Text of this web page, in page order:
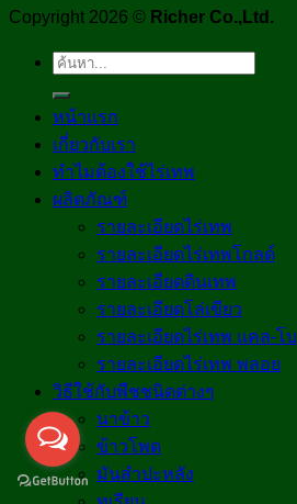
Copyright 2026 © Richer Co.,Ltd.
ค้นหา:
หน้าแรก
เกี่ยวกับเรา
ทำไมต้องใช้ไร่เทพ
ผลิตภัณฑ์
รายละเอียดไร่เทพ
รายละเอียดไร่เทพโกลด์
รายละเอียดดินเทพ
รายละเอียดโล่เขียว
รายละเอียดไร่เทพ แคล-โบ
รายละเอียดไร่เทพ พลอย
วิธีใช้กับพืชชนิดต่างๆ
นาข้าว
ข้าวโพด
มันสำปะหลัง